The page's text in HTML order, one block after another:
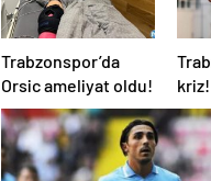
Trabzonspor’da
Orsic ameliyat oldu!